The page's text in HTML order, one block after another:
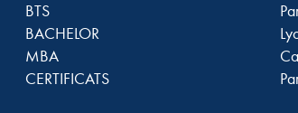
BTS
BACHELOR
MBA
CERTIFICATS